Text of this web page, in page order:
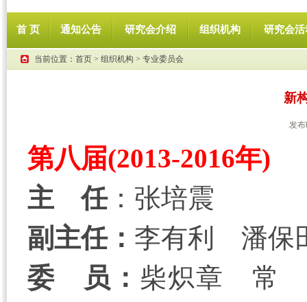
首 页 通知公告 研究会介绍 组织机构 研究会活
当前位置： 首页 > 组织机构 > 专业委员会
新
发
第八届(2013-2016年)
主 任：张培震
副主任： 李有利 潘
委 员： 柴炽章